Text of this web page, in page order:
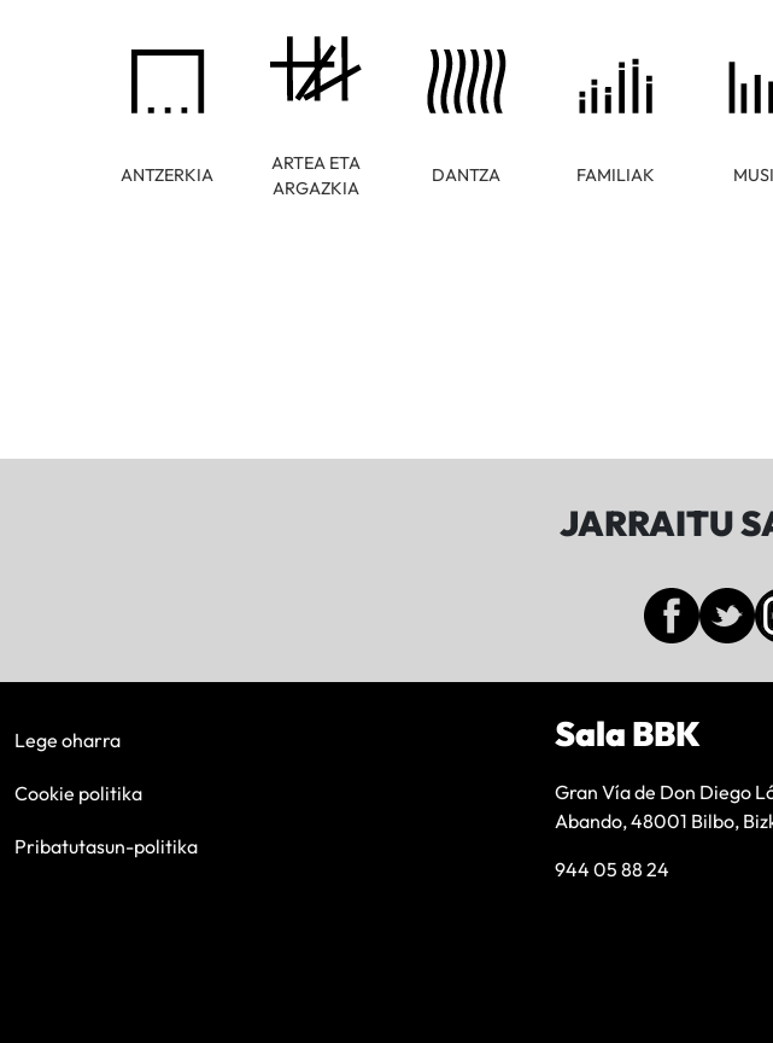
ANTZERKIA
ARTEA ETA
ARGAZKIA
DANTZA FAMILIAK
JARRAITU
Lege oharra
Cookie politika
Pribatutasun-politika
Sala BBK
Gran Vía de Don Diego
Abando, 48001 Bilbo,
944 05 88 24